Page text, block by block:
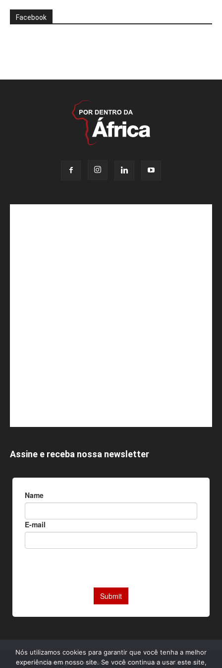
Facebook
Assine e receba nossa newsletter
Home Reportagens Exclusivas Notícias Livros Camisas
Nós utilizamos cookies para garantir que você tenha a melhor
experiência em nosso site. Se você continua a usar este site,